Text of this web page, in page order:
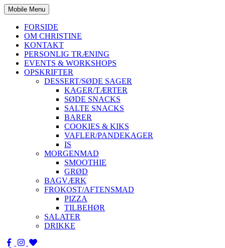
Mobile Menu
FORSIDE
OM CHRISTINE
KONTAKT
PERSONLIG TRÆNING
EVENTS & WORKSHOPS
OPSKRIFTER
DESSERT/SØDE SAGER
KAGER/TÆRTER
SØDE SNACKS
SALTE SNACKS
BARER
COOKIES & KIKS
VAFLER/PANDEKAGER
IS
MORGENMAD
SMOOTHIE
GRØD
BAGVÆRK
FROKOST/AFTENSMAD
PIZZA
TILBEHØR
SALATER
DRIKKE